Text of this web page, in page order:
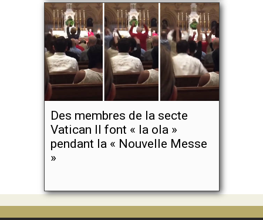
Des membres de la secte
Vatican II font « la ola »
pendant la « Nouvelle Messe
»